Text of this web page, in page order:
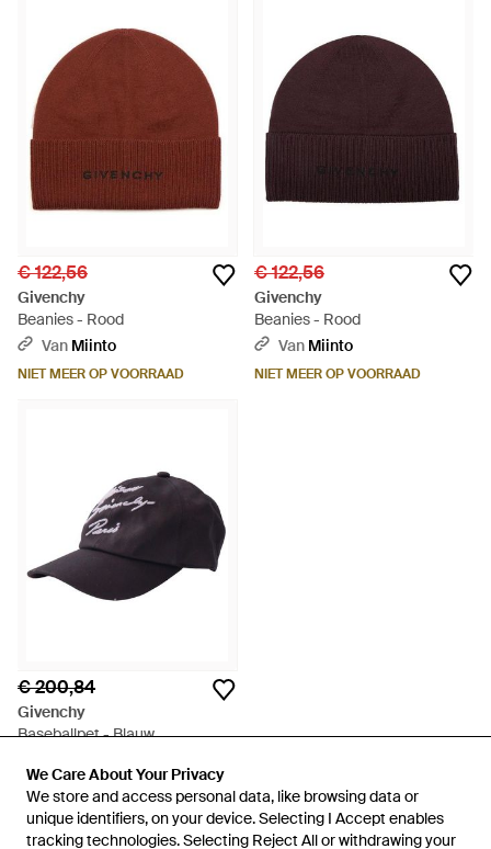
We Care About Your Privacy
We store and access personal data, like browsing data or
unique identifiers, on your device. Selecting I Accept enables
tracking technologies. Selecting Reject All or withdrawing your
We Care About Your Privacy
We store and access personal data, like browsing data or
unique identifiers, on your device. Selecting I Accept enables
tracking technologies. Selecting Reject All or withdrawing your
€ 122,56
Givenchy
Beanies - Rood
Van Miinto
NIET MEER OP VOORRAAD
€ 122,56
Givenchy
Beanies - Rood
Van Miinto
NIET MEER OP VOORRAAD
€ 200,84
Givenchy
Baseballpet - Blauw
NIET MEER OP VOORRAAD